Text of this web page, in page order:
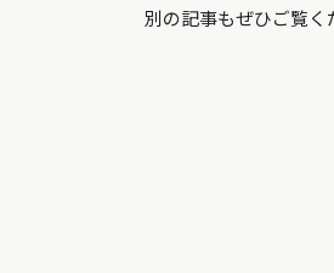
別の記事もぜひご覧く